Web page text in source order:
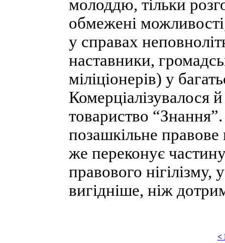
молоддю, тільки
обмежені можливості,
у справах
наставники,
міліціонерів) у
Комерціалізувалося
товариство
позашкільне правове
же переконує частину
правового
вигідніше, ніж
<